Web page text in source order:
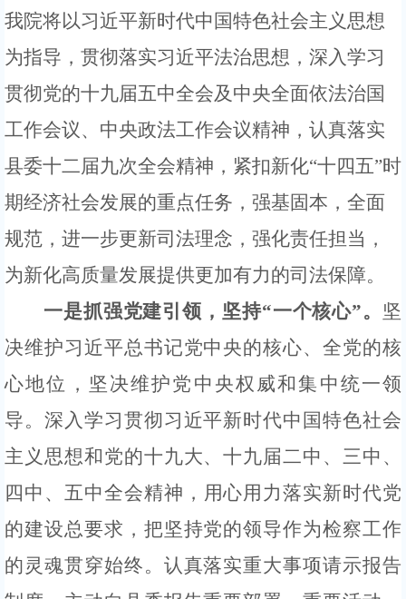
我院将以习近平新时代中国特色社会主义思想
为指导，贯彻落实习近平法治思想，深入学习
贯彻党的十九届五中全会及中央全面依法治国
工作会议、中央政法工作会议精神，认真落实
县委十二届九次全会精神，紧扣新化“十四五”时
期经济社会发展的重点任务，强基固本，全面
规范，进一步更新司法理念，强化责任担当，
为新化高质量发展提供更加有力的司法保障。
一是抓强党建引领，坚持“一个核心”。 坚
决维护习近平总书记党中央的核心、全党的核
心地位，坚决维护党中央权威和集中统一领
导。深入学习贯彻习近平新时代中国特色社会
主义思想和党的十九大、十九届二中、三中、
四中 、五中全会精神， 用心用力落实新时代党
的建设总要求，把坚持党的领导作为检察工作
的灵魂贯穿始终。 认真落实重大事项请示报告